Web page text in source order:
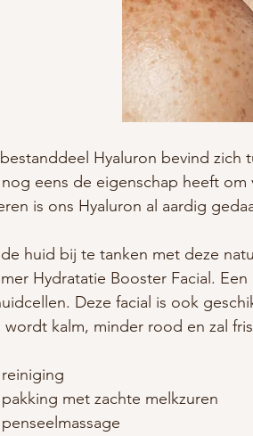
Hyaluron bevind zich
eens de eigenschap heeft
is ons Hyaluron al aardig
huid bij te tanken met deze
Hydratatie Booster Facial.
Deze facial is ook
wordt kalm, minder rood en zal
reiniging
pakking met zachte melkzuren
penseelmassage